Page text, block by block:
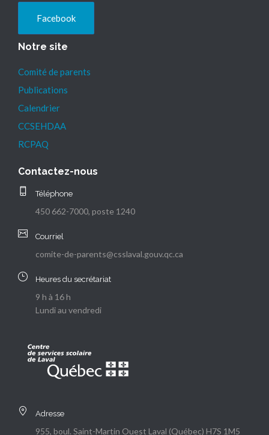
Facebook
Notre site
Comité de parents
Publications
Calendrier
CCSEHDAA
RCPAQ
Contactez-nous
Téléphone
450 662-7000, poste 1240
Courriel
comite-de-parents@csslaval.gouv.qc.ca
Heures du secrétariat
9 h à 16 h
Lundi au vendredi
Adresse
955, boul. Saint-Martin Ouest Laval (Québec) H7S 1M5